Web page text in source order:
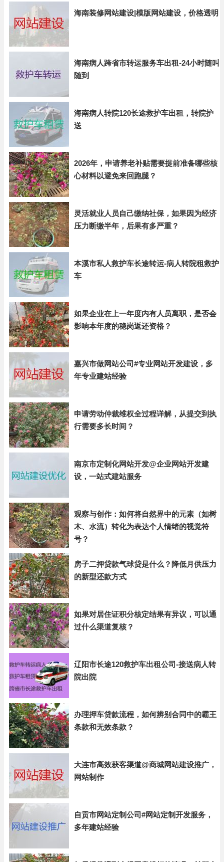
海南装修网站建设|模版网站建设，价格透明
海南病人跨省市转运服务车出租-24小时随叫
随到
海南病人转院120长途救护车出租，转院护
送
2026年，申请养老补贴需要提前准备哪些核
心材料以避免来回跑腿？
灵活就业人员自己缴纳社保，如果因为经济
压力断缴半年，后果有多严重？
本溪市私人救护车长途转运-病人转院租救护
车
如果企业在上一年度内有人员离职，是否会
影响本年度的稳岗返还资格？
嘉兴市做网站公司#专业网站开发建设，多
年专业建站经验
申请劳动仲裁维权全过程详解，从提交到执
行需要多长时间？
南京市定制化网站开发@企业网站开发建
设，一站式建站服务
观察与创作：如何将自然界中的元素（如树
木、水流）转化为表达个人情绪的视觉符
号？
房子二押贷款气球贷是什么？降低月供压力
的新型还款方式
如果对居住证积分核定结果有异议，可以通
过什么渠道复核？
辽阳市长途120救护车出租公司-接送病人转
院出院
办理押车贷款流程，如何辨别合同中的霸王
条款和无效条款？
大连市高效获客渠道@商城网站建设推广，
网站制作
自贡市网站定制公司#网站定制开发服务，
多年建站经验